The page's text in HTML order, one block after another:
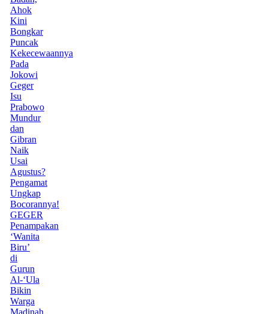
Ahok
Kini
Bongkar
Puncak
Kekecewaannya
Pada
Jokowi
Geger
Isu
Prabowo
Mundur
dan
Gibran
Naik
Usai
Agustus?
Pengamat
Ungkap
Bocorannya!
GEGER
Penampakan
‘Wanita
Biru’
di
Gurun
Al-‘Ula
Bikin
Warga
Madinah